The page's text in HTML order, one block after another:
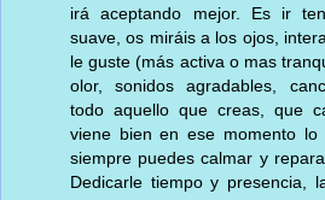
irá aceptando mejor. Es ir
suave, os miráis a los ojos,
le guste (más activa o mas
olor, sonidos agradables,
todo aquello que creas, que
viene bien en ese momento lo
siempre puedes calmar y
Dedicarle tiempo y presencia,